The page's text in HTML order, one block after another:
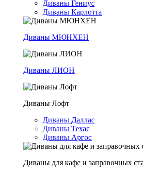
Диваны Гениус
Диваны Карлотта
Диваны МЮНХЕН
Диваны ЛИОН
Диваны Лофт
Диваны Даллас
Диваны Техас
Диваны Аргос
Диваны для кафе и заправочных